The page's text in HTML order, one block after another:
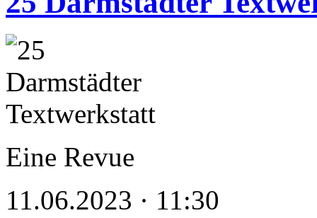
Eine Revue
11.06.2023 · 11:30